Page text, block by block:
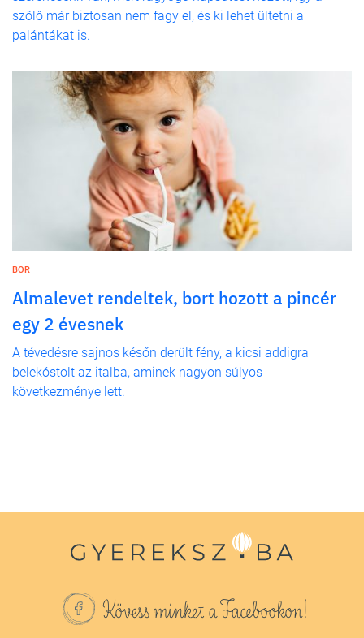
szőlő már biztosan nem fagy el, és ki lehet ültetni a
palántákat is.
BOR
Almalevet rendeltek, bort hozott a pincér
egy 2 évesnek
A tévedésre sajnos későn derült fény, a kicsi addigra
belekóstolt az italba, aminek nagyon súlyos
következménye lett.
Kövess minket a Facebookon!